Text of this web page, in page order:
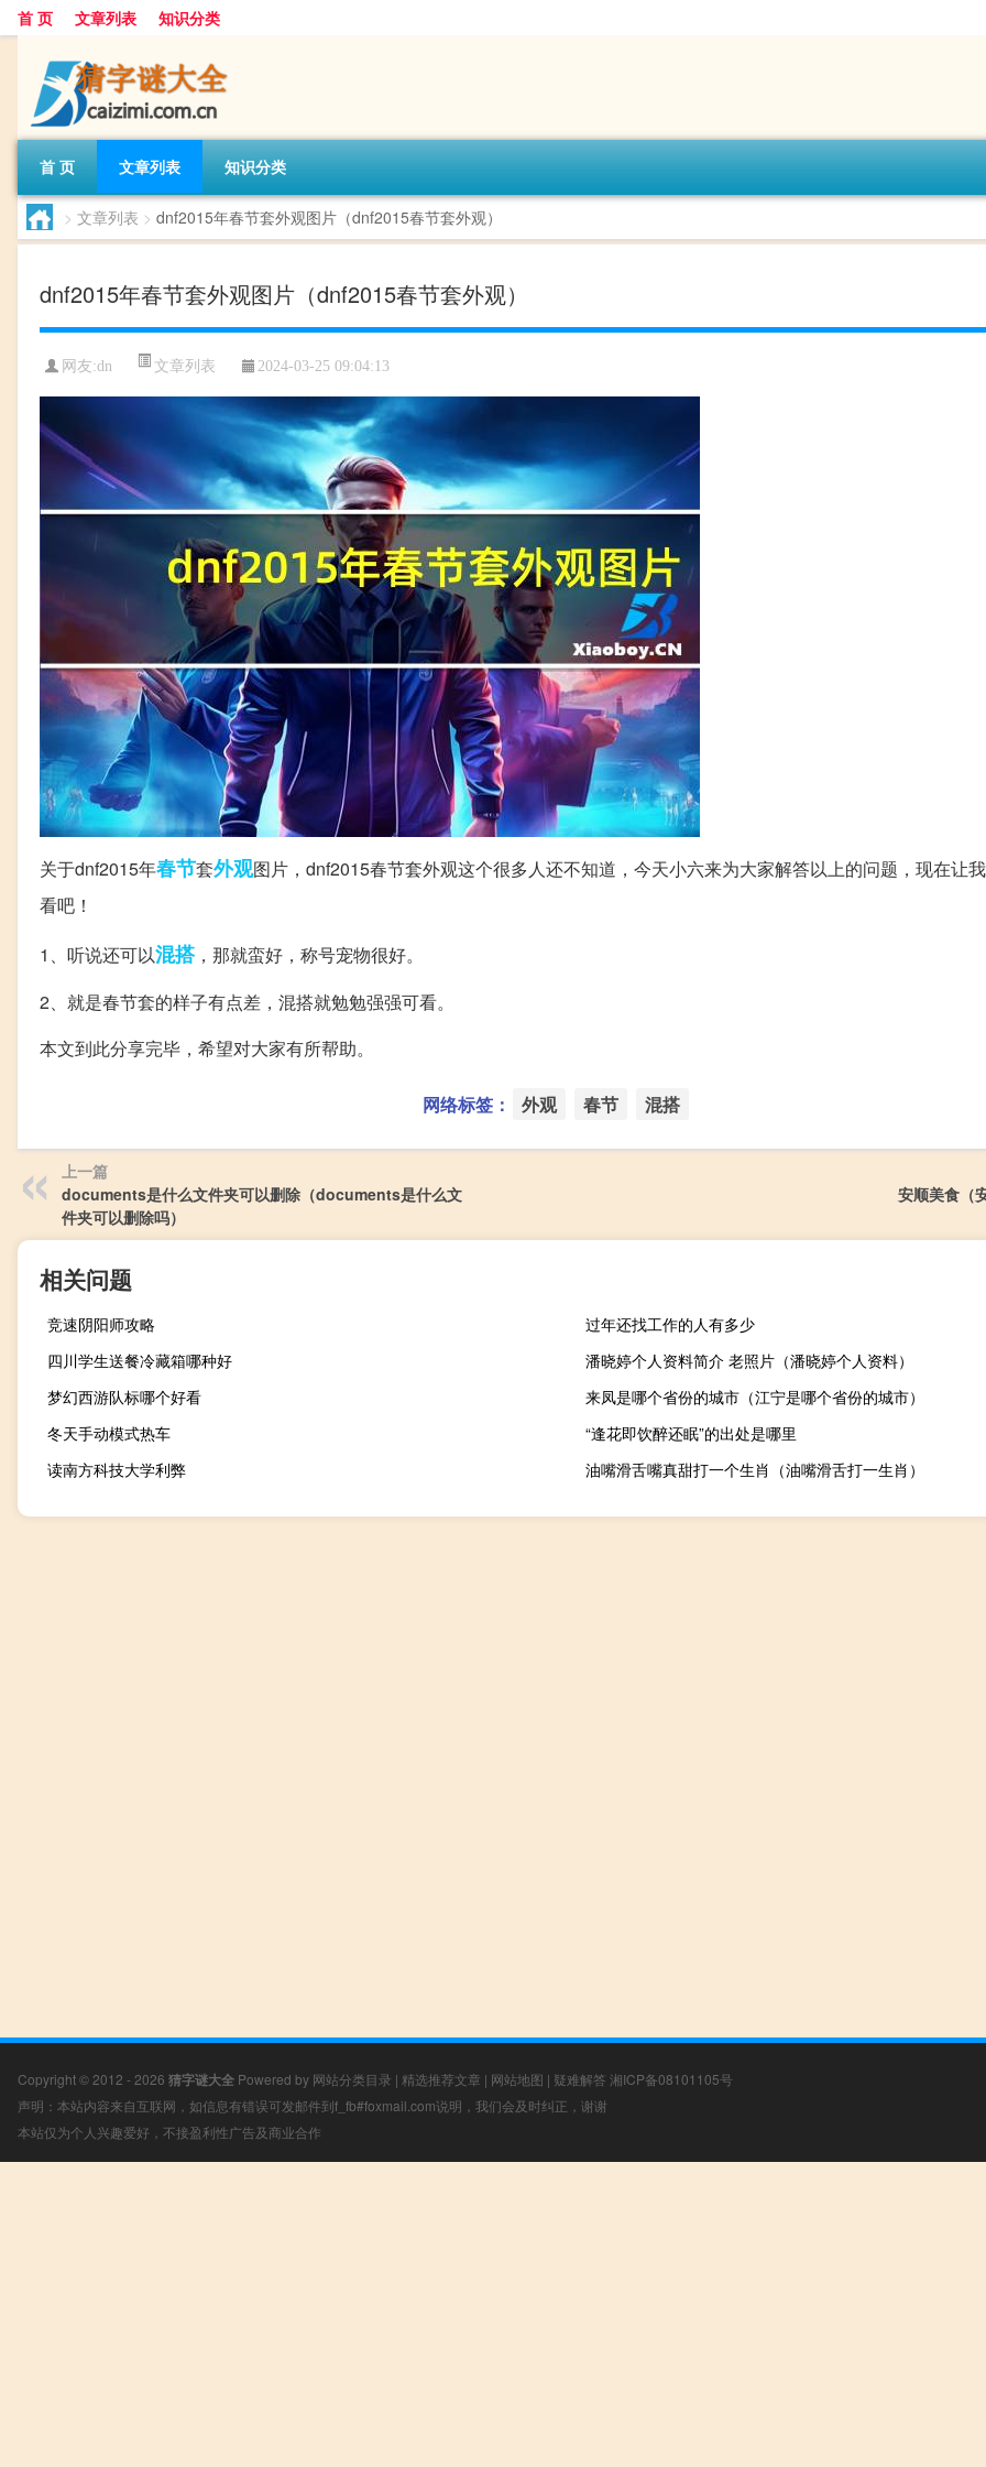
首 页 文章列表 知识分类
首 页 文章列表 知识分类
> 文章列表 > dnf2015年春节套外观图片（dnf2015春节套外观）
dnf2015年春节套外观图片（dnf2015春节套外观）
网友:dn 文章列表 2024-03-25 09:04:13
关于dnf2015年春节套外观图片，dnf2015春节套外观这个很多人还不知道，今天小六来为大家解答以上的问题，现在让
看吧！
1、听说还可以混搭，那就蛮好，称号宠物很好。
2、就是春节套的样子有点差，混搭就勉勉强强可看。
本文到此分享完毕，希望对大家有所帮助。
网络标签： 外观 春节 混搭
上一篇
documents是什么文件夹可以删除（documents是什么文
件夹可以删除吗）
安顺美食（
相关问题
竞速阴阳师攻略
过年还找工作的人有多少
四川学生送餐冷藏箱哪种好
潘晓婷个人资料简介 老照片（潘晓婷个人资料）
梦幻西游队标哪个好看
来凤是哪个省份的城市（江宁是哪个省份的城市）
冬天手动模式热车
“逢花即饮醉还眠”的出处是哪里
读南方科技大学利弊
油嘴滑舌嘴真甜打一个生肖（油嘴滑舌打一生肖）
Copyright © 2012 - 2026 猜字谜大全 Powered by 网站分类目录 | 精选推荐文章 | 网站地图 | 疑难解答 湘ICP备08101105号
声明：本站内容来自互联网，如信息有错误可发邮件到f_fb#foxmail.com说明，我们会及时纠正，谢谢
本站仅为个人兴趣爱好，不接盈利性广告及商业合作